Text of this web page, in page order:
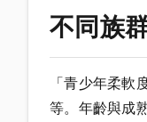
不同族
「青少年柔軟
等。年齡與成